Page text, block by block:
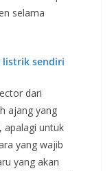
selama
listrik sendiri
dari
ajang yang
apalagi untuk
yang wajib
yang akan